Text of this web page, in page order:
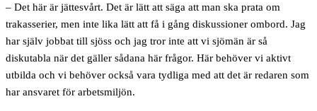
– Det här är jättesvårt. Det är lätt att säga att man ska prata om
trakasserier, men inte lika lätt att få i gång diskussioner ombord. Jag
har själv jobbat till sjöss och jag tror inte att vi sjömän är så
diskutabla när det gäller sådana här frågor. Här behöver vi aktivt
utbilda och vi behöver också vara tydliga med att det är redaren som
har ansvaret för arbetsmiljön.